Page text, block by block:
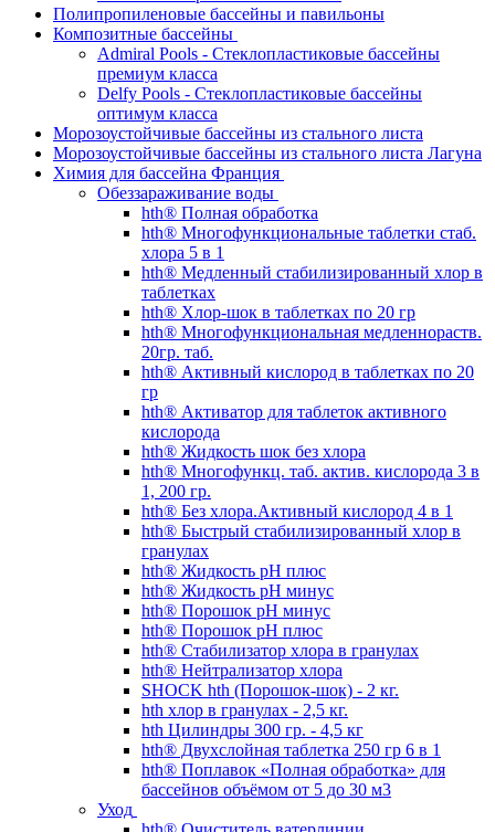
Полипропиленовые бассейны и павильоны
Композитные бассейны
Admiral Pools - Стеклопластиковые бассейны
премиум класса
Delfy Pools - Стеклопластиковые бассейны
оптимум класса
Морозоустойчивые бассейны из стального листа
Морозоустойчивые бассейны из стального листа Лагуна
Химия для бассейна Франция
Обеззараживание воды
hth® Полная обработка
hth® Многофункциональные таблетки стаб.
хлора 5 в 1
hth® Медленный стабилизированный хлор в
таблетках
hth® Хлор-шок в таблетках по 20 гр
hth® Многофункциональная медленнораств.
20гр. таб.
hth® Активный кислород в таблетках по 20
гр
hth® Активатор для таблеток активного
кислорода
hth® Жидкость шок без хлора
hth® Многофункц. таб. актив. кислорода 3 в
1, 200 гр.
hth® Без хлора.Активный кислород 4 в 1
hth® Быстрый стабилизированный хлор в
гранулах
hth® Жидкость pH плюс
hth® Жидкость pH минус
hth® Порошок pH минус
hth® Порошок pH плюс
hth® Стабилизатор хлора в гранулах
hth® Нейтрализатор хлора
SHOCK hth (Порошок-шок) - 2 кг.
hth хлор в гранулах - 2,5 кг.
hth Цилиндры 300 гр. - 4,5 кг
hth® Двухслойная таблетка 250 гр 6 в 1
hth® Поплавок «Полная обработка» для
бассейнов объёмом от 5 до 30 м3
Уход